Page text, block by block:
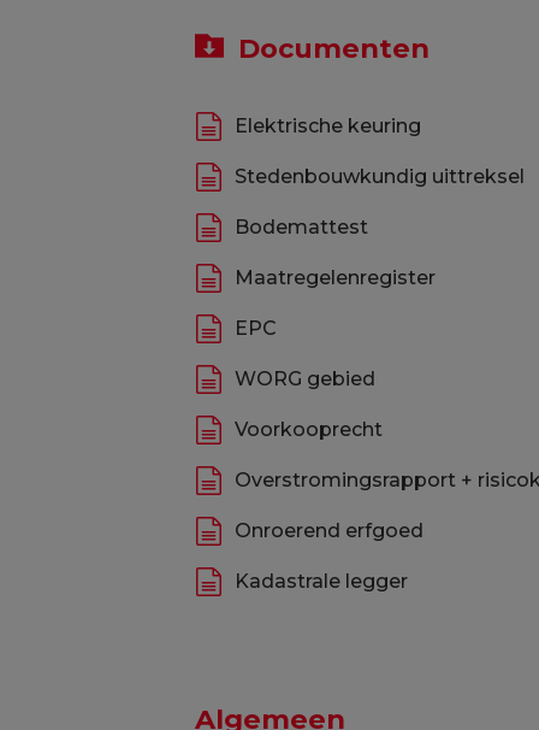
Documenten
Elektrische keuring
Stedenbouwkundig uittreksel
Bodemattest
Maatregelenregister
EPC
WORG gebied
Voorkooprecht
Overstromingsrapport +
Onroerend erfgoed
Kadastrale legger
Algemeen